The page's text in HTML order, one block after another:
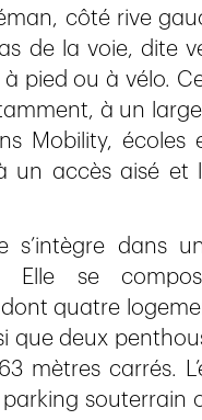
côté rive
de la voie, dite
pied ou à vélo.
à un
Mobility,
un accès aisé et
s’intègre dans
Elle se
quatre
que deux
mètres carrés.
souterrain